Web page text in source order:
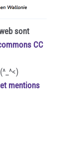
sont
CC
mentions